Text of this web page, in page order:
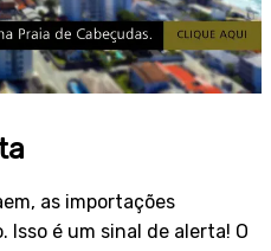
as importações
Isso é um sinal de alerta! O